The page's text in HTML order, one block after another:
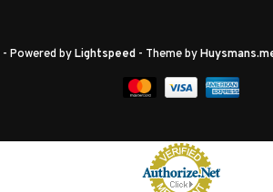
- Powered byLightspeed - Theme by